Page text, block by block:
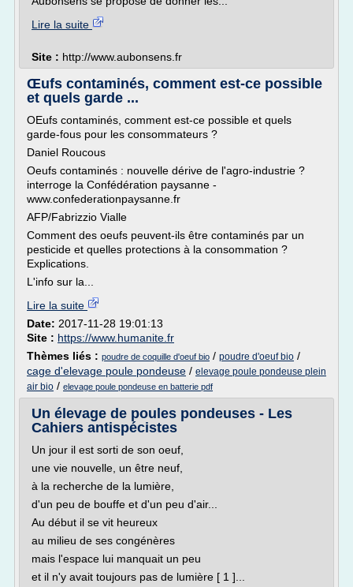
Lire la suite
Site : http://www.aubonsens.fr
Œufs contaminés, comment est-ce possible
et quels garde ...
OEufs contaminés, comment est-ce possible et quels
garde-fous pour les consommateurs ?
Daniel Roucous
Oeufs contaminés : nouvelle dérive de l'agro-industrie ?
interroge la Confédération paysanne -
www.confederationpaysanne.fr
AFP/Fabrizzio Vialle
Comment des oeufs peuvent-ils être contaminés par un
pesticide et quelles protections à la consommation ?
Explications.
L'info sur la...
Lire la suite
Date: 2017-11-28 19:01:13
Site : https://www.humanite.fr
Thèmes liés : poudre de coquille d'oeuf bio / poudre d'oeuf bio /
cage d'elevage poule pondeuse / elevage poule pondeuse plein
air bio / elevage poule pondeuse en batterie pdf
Un élevage de poules pondeuses - Les
Cahiers antispécistes
Un jour il est sorti de son oeuf,
une vie nouvelle, un être neuf,
à la recherche de la lumière,
d'un peu de bouffe et d'un peu d'air...
Au début il se vit heureux
au milieu de ses congénères
mais l'espace lui manquait un peu
et il n'y avait toujours pas de lumière [ 1 ]...